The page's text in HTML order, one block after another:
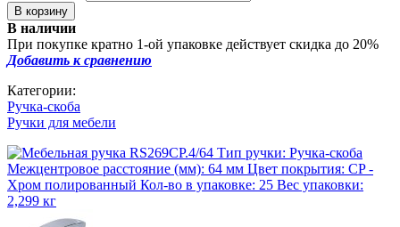
В наличии
При покупке кратно 1-ой упаковке действует скидка до 20%
Добавить к сравнению
Категории:
Ручка-скоба
Ручки для мебели